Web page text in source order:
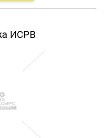
ИСРВ